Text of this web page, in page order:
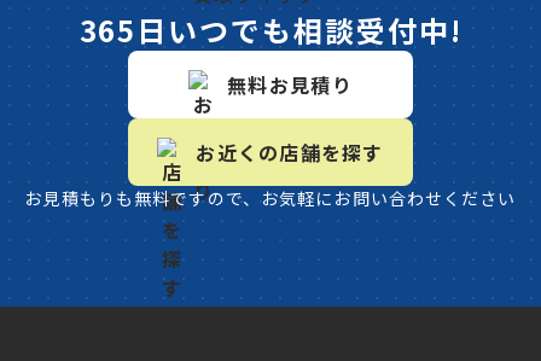
365日いつでも相談受付中!
無料お見積り
お近くの店舗を探す
お見積もりも無料ですので、お気軽にお問い合わせください